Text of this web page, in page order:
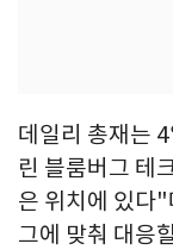
데일리 총재는
린 블룸버그 테
은 위치에 있다
그에 맞춰 대응